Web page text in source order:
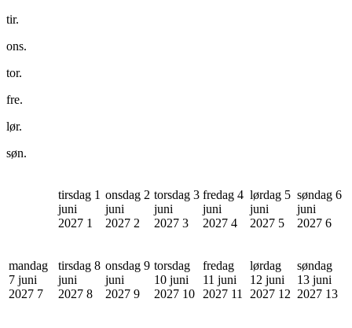
tir.
ons.
tor.
fre.
lør.
søn.
tirsdag 1
juni
2027 1
onsdag 2
juni
2027 2
torsdag 3
juni
2027 3
fredag 4
juni
2027 4
lørdag 5
juni
2027 5
søndag 6
juni
2027 6
mandag
7 juni
2027 7
tirsdag 8
juni
2027 8
onsdag 9
juni
2027 9
torsdag
10 juni
2027 10
fredag
11 juni
2027 11
lørdag
12 juni
2027 12
søndag
13 juni
2027 13